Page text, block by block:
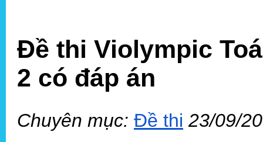
Đề thi Violympic
2 có đáp án
Chuyên mục: Đề thi 23/09/